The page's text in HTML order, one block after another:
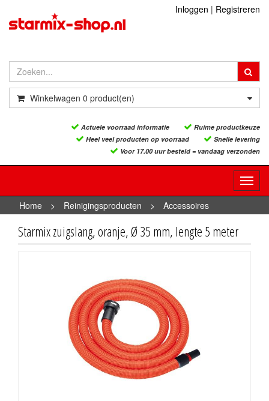
Inloggen | Registreren
Winkelwagen 0 product(en)
Actuele voorraad informatie
Ruime productkeuze
Heel veel producten op voorraad
Snelle levering
Voor 17.00 uur besteld = vandaag verzonden
Home
> Reinigingsproducten >
Accessoires
reinigingsproducten > Starmix zuigslang, oranje, Ø 35 mm,
lengte 5 meter
Starmix zuigslang, oranje, Ø 35 mm, lengte 5 meter